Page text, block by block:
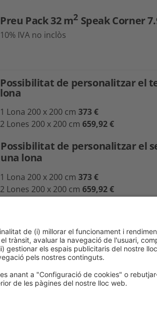
Preu Pack 32 m2 Speak Corner
10% IVA no inclòs
Possibilitat de personalitzar el
lona
1 Lona 200 x 200 cm 373 €
2 Lones 200 x 200 cm 659,92€
Possibilitat de personalitzar el
una lona
1 Lona 200 x 200 cm 373 €
2 Lones 200 x 200 cm 659,92€
Política de cookies